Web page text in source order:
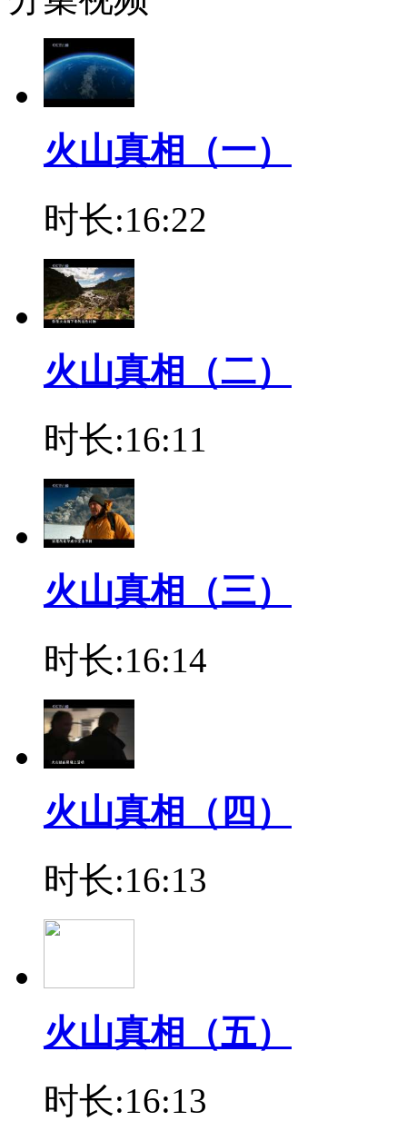
火山真相（一）
时长:16:22
火山真相（二）
时长:16:11
火山真相（三）
时长:16:14
火山真相（四）
时长:16:13
火山真相（五）
时长:16:13